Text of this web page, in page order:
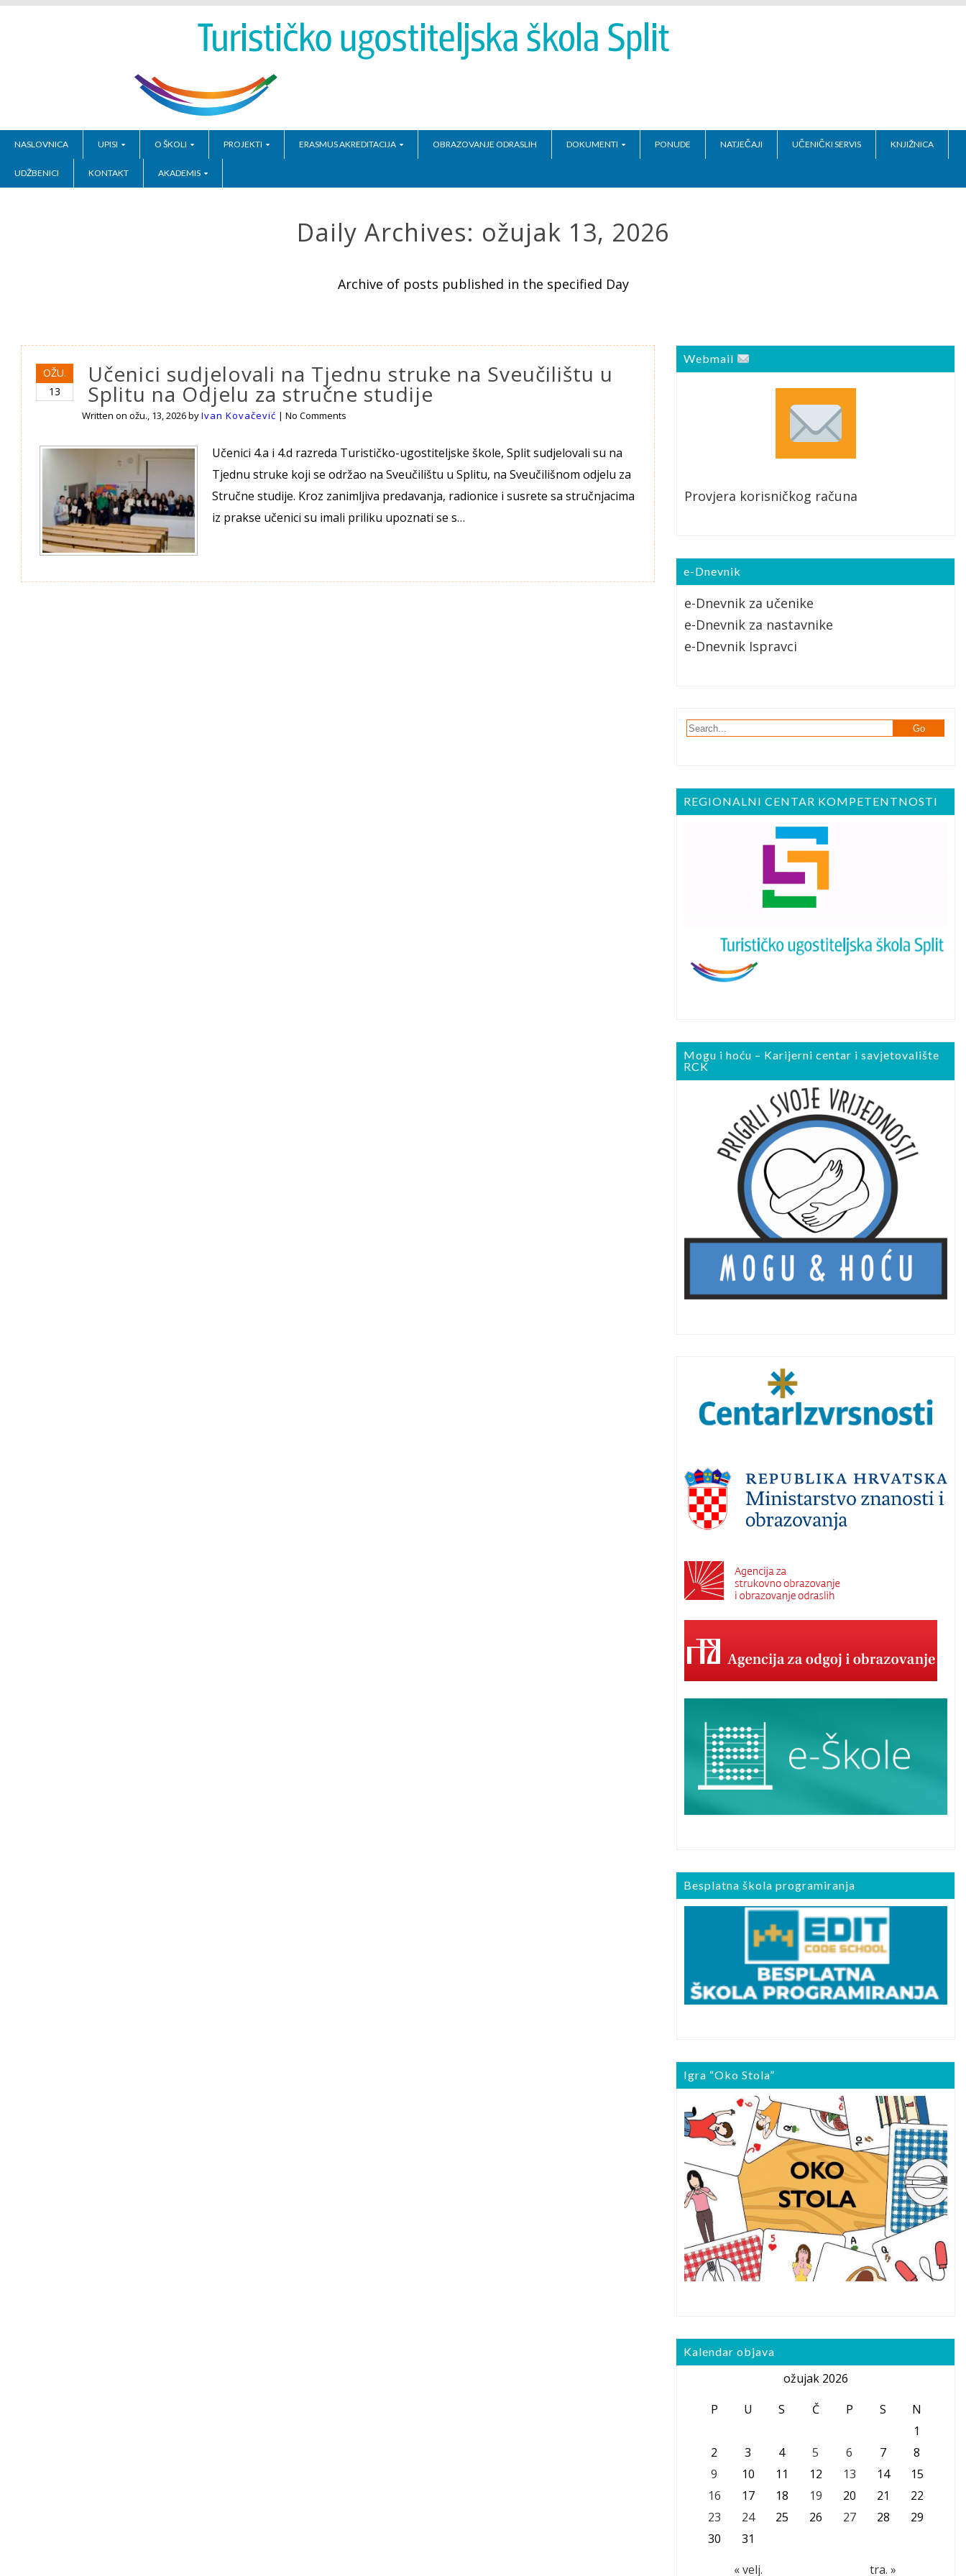
NASLOVNICA UPISI O ŠKOLI PROJEKTI ERASMUS AKREDITACIJA OBRAZOVANJE ODRASLIH DOKUMENTI PONUDE NATJEČAJI UČENIČKI SERVIS KNJIŽNICA
UDŽBENICI KONTAKT AKADEMIS
Daily Archives: ožujak 13, 2026
Archive of posts published in the specified Day
OŽU.
13
Učenici sudjelovali na Tjednu struke na Sveučilištu u
Splitu na Odjelu za stručne studije
Written onožu., 13, 2026byIvan Kovačević |No Comments
Učenici 4.a i 4.d razreda Turističko-ugostiteljske škole, Split sudjelovali su na
Tjednu struke koji se održao na Sveučilištu u Splitu, na Sveučilišnom odjelu za
Stručne studije. Kroz zanimljiva predavanja, radionice i susrete sa stručnjacima
iz prakse učenici su imali priliku upoznati se s…
Webmail
Provjera korisničkog računa
e-Dnevnik
e-Dnevnik za učenike
e-Dnevnik za nastavnike
e-Dnevnik Ispravci
REGIONALNI CENTAR KOMPETENTNOSTI
Mogu i hoću – Karijerni centar i savjetovalište
RCK
Besplatna škola programiranja
Igra “Oko Stola”
Kalendar objava
ožujak 2026
P
U S Č P S N
« velj. tra. »
1
2
3 4 5 6 7
8
9
10 11 12 13 14
15
16
17 18 19 20 21
22
23
24 25 26 27 28
29
30
31